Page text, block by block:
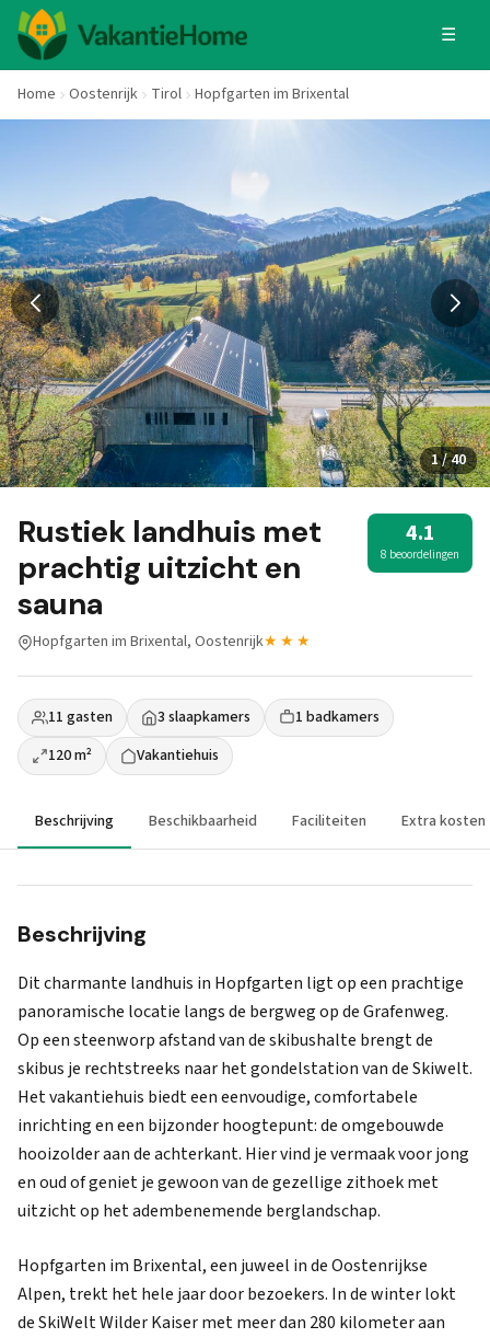
☰
Home Oostenrijk Tirol Hopfgarten im Brixental
1 / 40
Rustiek landhuis met
prachtig uitzicht en
sauna
4.1
8 beoordelingen
Hopfgarten im Brixental, Oostenrijk★★★
11 gasten 3 slaapkamers
1 badkamers
120 m²
Vakantiehuis
Beschrijving Beschikbaarheid Faciliteiten Extra kosten
Beschrijving
Dit charmante landhuis in Hopfgarten ligt op een prachtige
panoramische locatie langs de bergweg op de Grafenweg.
Op een steenworp afstand van de skibushalte brengt de
skibus je rechtstreeks naar het gondelstation van de Skiwelt.
Het vakantiehuis biedt een eenvoudige, comfortabele
inrichting en een bijzonder hoogtepunt: de omgebouwde
hooizolder aan de achterkant. Hier vind je vermaak voor jong
en oud of geniet je gewoon van de gezellige zithoek met
uitzicht op het adembenemende berglandschap.
Hopfgarten im Brixental, een juweel in de Oostenrijkse
Alpen, trekt het hele jaar door bezoekers. In de winter lokt
de SkiWelt Wilder Kaiser met meer dan 280 kilometer aan